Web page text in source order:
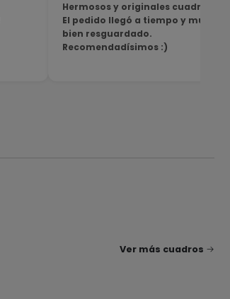
Hermosos y originales cuadros!
El pedido llegó a tiempo y muy
bien resguardado.
Recomendadísimos :)
Ver más cuadros